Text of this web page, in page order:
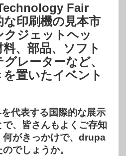
Fair
な印刷機の見本市
ジェットヘッ
、部品、ソフト
レーターなど、
置いたイベント
代表する国際的な展示
、皆さんもよくご存知
何がきっかけで、drupa
でしょうか。